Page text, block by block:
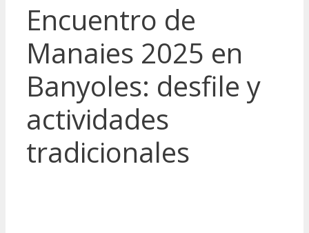
Encuentro de
Manaies 2025 en
Banyoles: desfile y
actividades
tradicionales